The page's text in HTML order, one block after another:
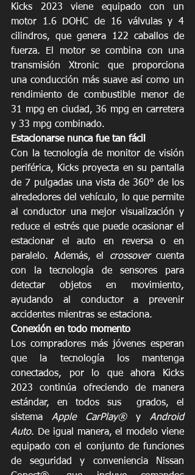
Kicks 2023 viene equipado con un
motor 1.6 DOHC de 16 válvulas y 4
cilindros, que genera 122 caballos de
fuerza. El motor se combina con una
transmisión Xtronic que proporciona
una conducción más suave así como un
rendimiento de combustible menor de
31 mpg en ciudad, 36 mpg en carretera
y 33 mpg combinado.
Estacionarse nunca fue tan fácil
Con la tecnología de monitor de visión
periférica, Kicks proyecta en su pantalla
de 7 pulgadas una vista de 360° de los
alrededores del vehículo, lo que permite
al conductor una mejor visualización y
reduce el estrés que puede ocasionar el
estacionar el auto en reversa o en
paralelo. Además, el crossover cuenta
con la tecnología de sensores para
detectar objetos en movimiento,
ayudando al conductor a prevenir
accidentes mientras se estaciona.
Conexión en todo momento
Los compradores más jóvenes esperan
que la tecnología los mantenga
conectados, por lo que ahora Kicks
2023 continúa ofreciendo de manera
estándar, en todos sus  grados, el
sistema Apple CarPlay® y Android
Auto. De igual manera, el modelo viene
equipado con el conjunto de funciones
de seguridad y conveniencia Nissan